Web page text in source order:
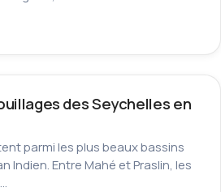
des Seychelles en
parmi les plus beaux bassins
Indien. Entre Mahé et Praslin, les